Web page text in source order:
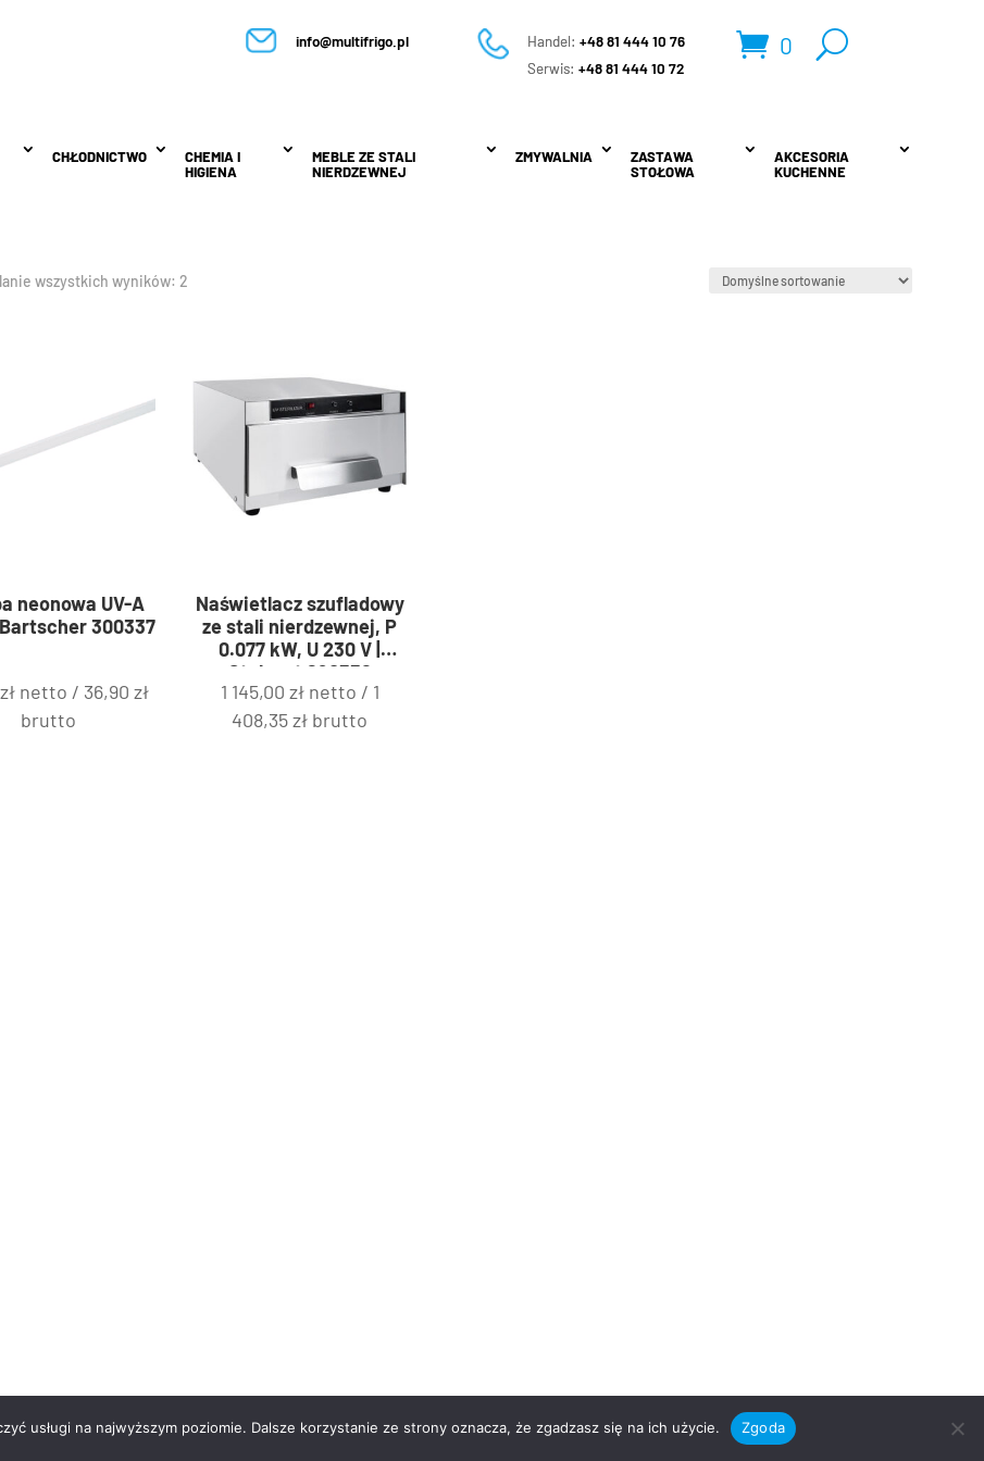
info@multifrigo.pl Handel: +48 81 444 10 76
Serwis: +48 81 444 10 72
0
CHŁODNICTWO
CHEMIA I
HIGIENA
MEBLE ZE STALI
NIERDZEWNEJ
ZMYWALNIA
ZASTAWA
STOŁOWA
AKCESORIA
KUCHENNE
CHŁODNICTWO
CHEMIA I
HIGIENA
MEBLE ZE STALI
NIERDZEWNEJ
ZMYWALNIA
ZASTAWA
STOŁOWA
AKCESORIA
KUCHENNE
wszystkich wyników: 2
neonowa UV-A
300337
zł netto / 36,90 zł
brutto
Naświetlacz szufladowy
ze stali nierdzewnej, P
0.077 kW, U 230 V |
Stalgast 690552
1 145,00 zł netto / 1
408,35zł brutto
usługi na najwyższym poziomie. Dalsze korzystanie ze strony oznacza, że zgadzasz się na ich użycie. Zgoda